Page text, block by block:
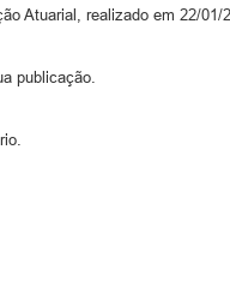
Atuarial, realizado em 22/
publicação.